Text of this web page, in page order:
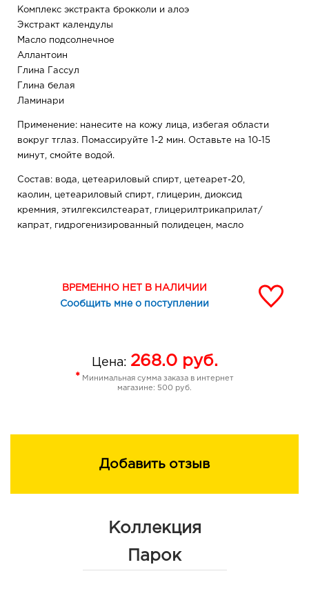
Комплекс экстракта брокколи и алоэ
Экстракт календулы
Масло подсолнечное
Аллантоин
Глина Гассул
Глина белая
Ламинари
Применение: нанесите на кожу лица, избегая области
вокруг тглаз. Помассируйте 1-2 мин. Оставьте на 10-15
минут, смойте водой.
Состав: вода, цетеариловый спирт, цетеарет-20,
каолин, цетеариловый спирт, глицерин, диоксид
кремния, этилгексилстеарат, глицерилтрикаприлат/
капрат, гидрогенизированный полидецен, масло
марокканская вулканическая глина, парфюменная
композиция, изопропилмиристат, масло зародышей
экстракт Brassica Oleracea Italica (брокколи), экстракт
листьев Aloe Barbadensis (алоэ), 2-бром-2-
нитропропан-1,3-диол, морская соль, экстракт
ВРЕМЕННО НЕТ В НАЛИЧИИ
Сообщить мне о поступлении
Цена: 268.0руб.
* Минимальная сумма заказа в интернет
магазине: 500 руб.
Добавить отзыв
Коллекция
Парок